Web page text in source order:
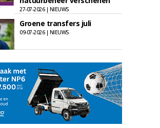
27-07-2026 | NIEUWS
Groene transfers juli
09-07-2026 | NIEUWS